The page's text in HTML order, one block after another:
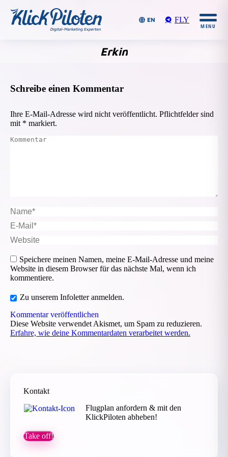
EN FLY
Erkin
Schreibe einen Kommentar
Ihre E-Mail-Adresse wird nicht veröffentlicht. Pflichtfelder sind
mit * markiert.
Kommentar
Name *
E-Mail *
Website
Speichere meinen Namen, meine E-Mail-Adresse und meine
Website in diesem Browser für das nächste Mal, wenn ich
kommentiere.
Zu unserem Infoletter anmelden.
Kommentar veröffentlichen
Diese Website verwendet Akismet, um Spam zu reduzieren.
Erfahre, wie deine Kommentardaten verarbeitet werden.
Kontakt
Flugplan anfordern & mit den
KlickPiloten abheben!
Take off!